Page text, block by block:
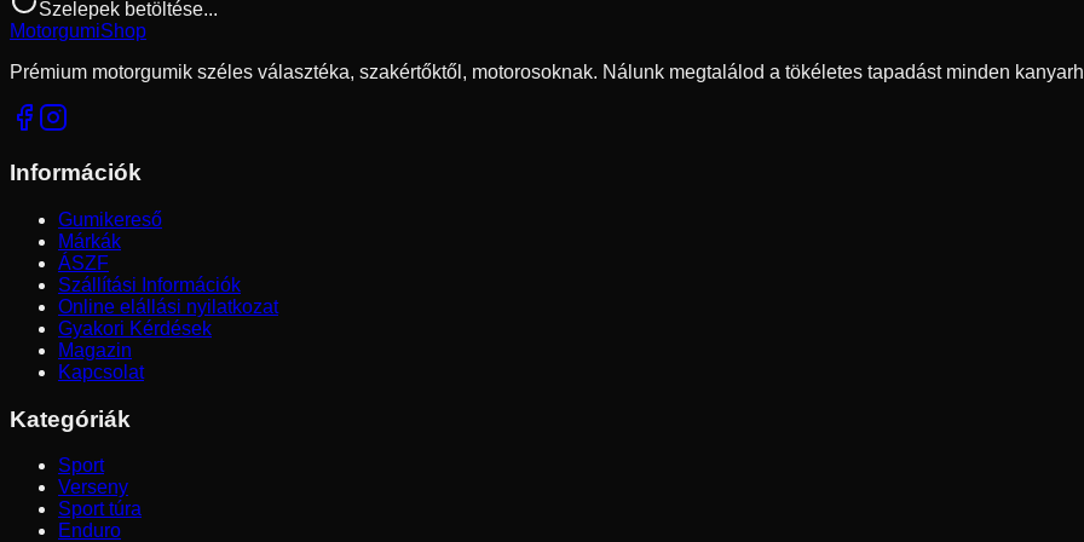
Szelepek betöltése...
MotorgumiShop
Prémium motorgumik széles választéka, szakértőktől, motorosoknak. Nálunk megtalálod a tökéletes tapadást minden
Információk
Gumikereső
Márkák
ÁSZF
Szállítási Információk
Online elállási nyilatkozat
Gyakori Kérdések
Magazin
Kapcsolat
Kategóriák
Sport
Verseny
Sport túra
Enduro